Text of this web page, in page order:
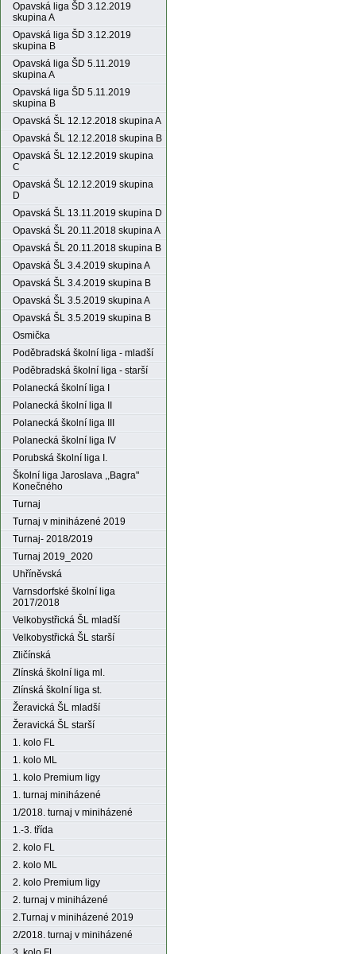
Opavská liga ŠD 3.12.2019
skupina A
Opavská liga ŠD 3.12.2019
skupina B
Opavská liga ŠD 5.11.2019
skupina A
Opavská liga ŠD 5.11.2019
skupina B
Opavská ŠL 12.12.2018 skupina A
Opavská ŠL 12.12.2018 skupina B
Opavská ŠL 12.12.2019 skupina
C
Opavská ŠL 12.12.2019 skupina
D
Opavská ŠL 13.11.2019 skupina D
Opavská ŠL 20.11.2018 skupina A
Opavská ŠL 20.11.2018 skupina B
Opavská ŠL 3.4.2019 skupina A
Opavská ŠL 3.4.2019 skupina B
Opavská ŠL 3.5.2019 skupina A
Opavská ŠL 3.5.2019 skupina B
Osmička
Poděbradská školní liga - mladší
Poděbradská školní liga - starší
Polanecká školní liga I
Polanecká školní liga II
Polanecká školní liga III
Polanecká školní liga IV
Porubská školní liga I.
Školní liga Jaroslava ,,Bagra"
Konečného
Turnaj
Turnaj v miniházené 2019
Turnaj- 2018/2019
Turnaj 2019_2020
Uhříněvská
Varnsdorfské školní liga
2017/2018
Velkobystřická ŠL mladší
Velkobystřická ŠL starší
Zličínská
Zlínská školní liga ml.
Zlínská školní liga st.
Žeravická ŠL mladší
Žeravická ŠL starší
1. kolo FL
1. kolo ML
1. kolo Premium ligy
1. turnaj miniházené
1/2018. turnaj v miniházené
1.-3. třída
2. kolo FL
2. kolo ML
2. kolo Premium ligy
2. turnaj v miniházené
2.Turnaj v miniházené 2019
2/2018. turnaj v miniházené